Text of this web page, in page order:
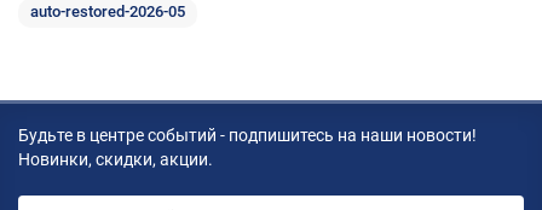
auto-restored-2026-05
Будьте в центре событий - подпишитесь на наши новости!
Новинки, скидки, акции.